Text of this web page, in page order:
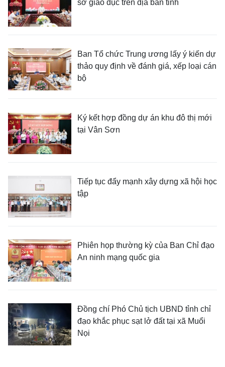
sở giáo dục trên địa bàn tỉnh
Ban Tổ chức Trung ương lấy ý kiến dự
thảo quy định về đánh giá, xếp loại cán
bộ
Ký kết hợp đồng dự án khu đô thị mới
tại Vân Sơn
Tiếp tục đẩy mạnh xây dựng xã hội học
tập
Phiên họp thường kỳ của Ban Chỉ đạo
An ninh mạng quốc gia
Đồng chí Phó Chủ tịch UBND tỉnh chỉ
đạo khắc phục sạt lở đất tại xã Muổi
Nọi